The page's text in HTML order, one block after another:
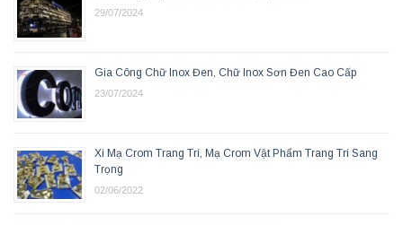
29/07/2024
Gia Công Chữ Inox Đen, Chữ Inox Sơn Đen Cao Cấp
23/07/2024
Xi Mạ Crom Trang Trí, Mạ Crom Vật Phẩm Trang Trí Sang
Trọng
02/06/2022